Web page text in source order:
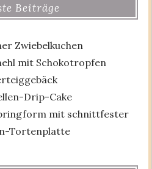
Beiträge
Zwiebelkuchen
mit Schokotropfen
Drip-Cake
mit schnittfester
Tortenplatte